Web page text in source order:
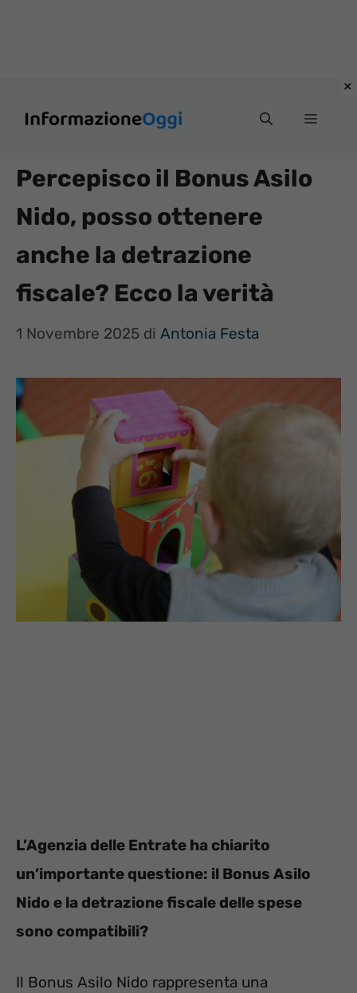
Menu
Percepisco il Bonus Asilo
Nido, posso ottenere
anche la detrazione
fiscale? Ecco la verità
1 Novembre 2025 di Antonia Festa
L’Agenzia delle Entrate ha chiarito
un’importante questione: il Bonus Asilo
Nido e la detrazione fiscale delle spese
sono compatibili?
Il Bonus Asilo Nido rappresenta una